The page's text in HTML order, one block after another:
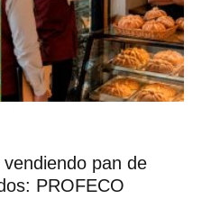
pan de
PROFECO